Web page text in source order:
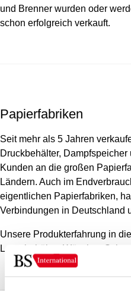
und Brenner wurden oder
schon erfolgreich verkauft.
Papierfabriken
Seit mehr als 5 Jahren
Druckbehälter,
Kunden an die großen
Ländern. Auch im
eigentlichen Papierfabriken,
Verbindungen in Deutschland
Unsere Produkterfahrung in
Lagerbehälter, Wäscher,